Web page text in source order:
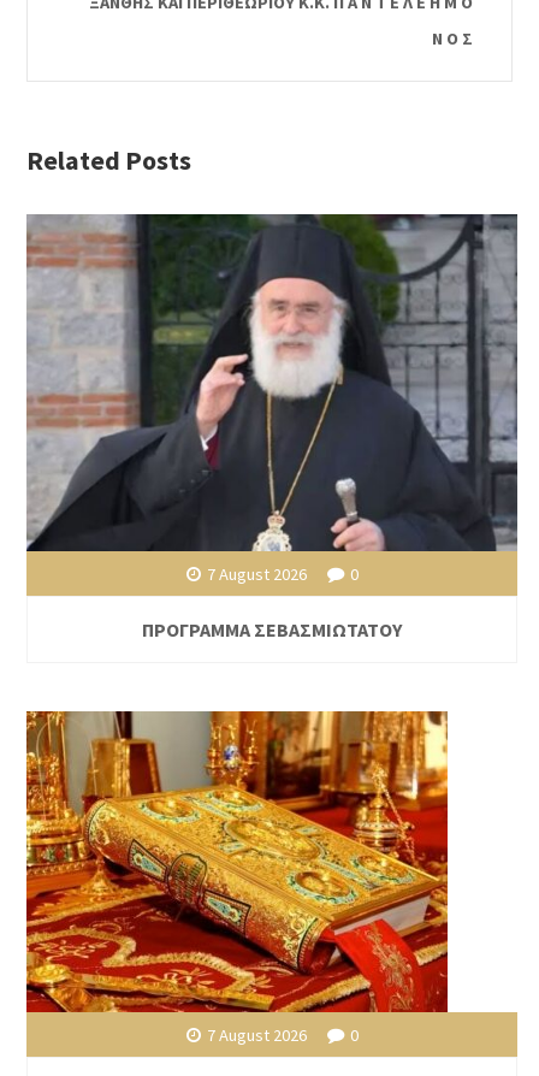
Ν Ο Σ
Related Posts
7 August 2026 0
ΠΡΟΓΡΑΜΜΑ ΣΕΒΑΣΜΙΩΤΑΤΟΥ
7 August 2026 0